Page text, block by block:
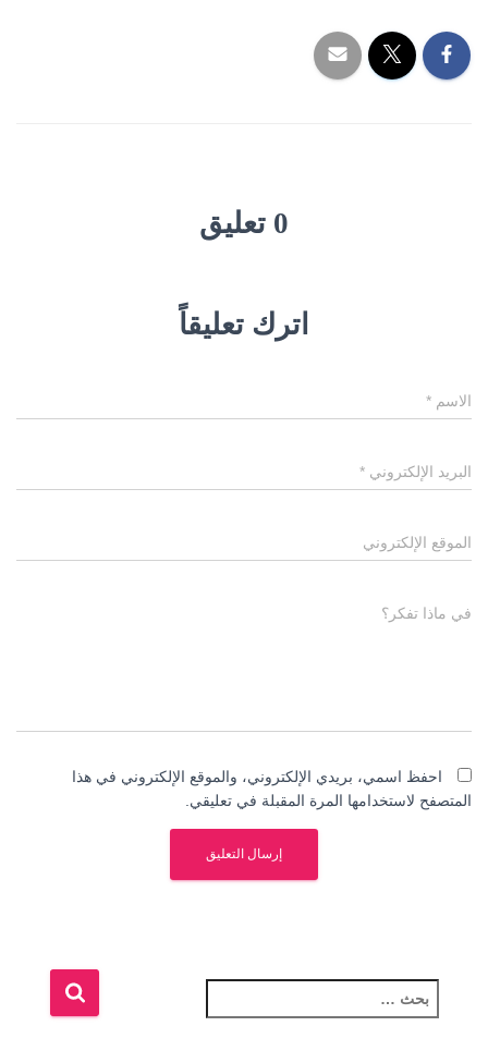
0 تعليق
اترك تعليقاً
الاسم *
البريد الإلكتروني *
الموقع الإلكتروني
في ماذا تفكر؟
احفظ اسمي، بريدي الإلكتروني، والموقع الإلكتروني في هذا
المتصفح لاستخدامها المرة المقبلة في تعليقي.
ل